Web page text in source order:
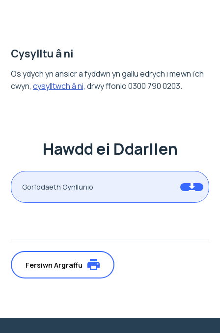
Cysylltu â ni
Os ydych yn ansicr a fyddwn yn gallu edrych i mewn i’ch
cwyn, cysylltwch â ni, drwy ffonio 0300 790 0203.
Hawdd ei Ddarllen
Gorfodaeth Gynllunio
Fersiwn Argraffu